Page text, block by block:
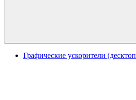
Графические ускорители